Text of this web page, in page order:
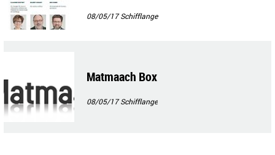
08/05/17Schifflange
Matmaach Box
08/05/17Schifflange